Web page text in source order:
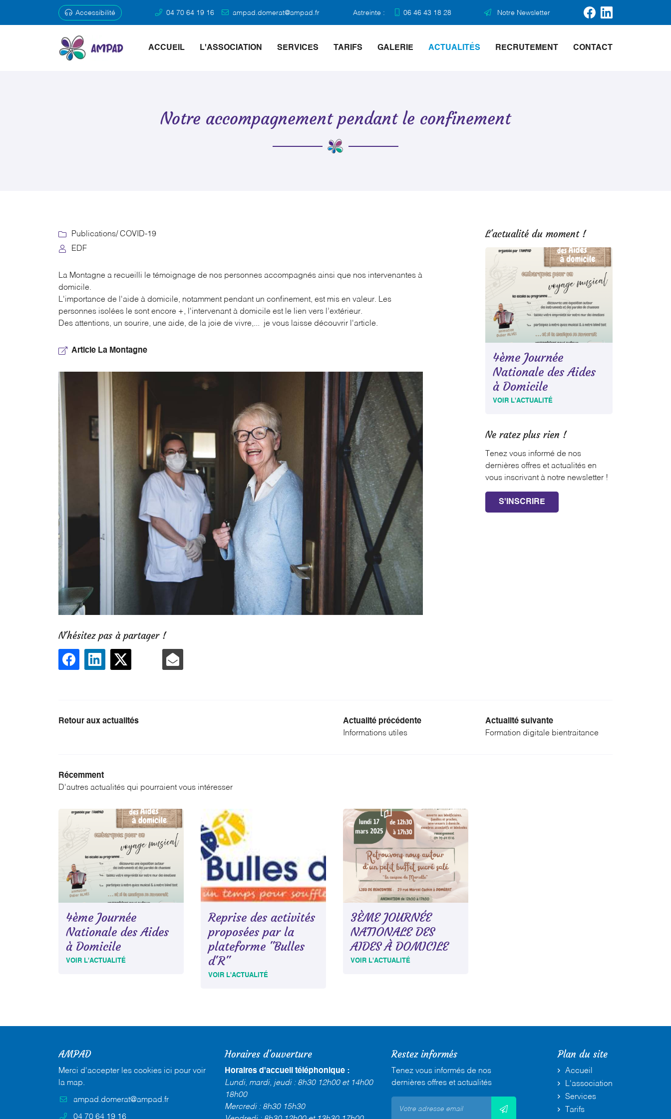
Accessibilité 04 70 64 19 16 Astreinte : 06 46 43 18 28 Notre Newsletter
ACCUEIL L'ASSOCIATION SERVICES TARIFS GALERIE ACTUALITÉS RECRUTEMENT CONTACT
7 place Bacchus
04 70 64 19 16
Recopier le code ci-contre
Rafraîchir le captcha
En cochant cette case, vous consentez à recevoir nos propositions commerciales à
l'adresse email indiqué ci-dessus. Vous pouvez vous désinscrire à tout moment en utilisant
Notre accompagnement pendant le confinement
 Publications/ COVID-19

EDF
La Montagne a recueilli le témoignage de nos personnes accompagnés ainsi que nos intervenantes à
domicile.
L'importance de l'aide à domicile, notamment pendant un confinement, est mis en valeur. Les
personnes isolées le sont encore +, l'intervenant à domicile est le lien vers l’extérieur.
Des attentions, un sourire, une aide, de la joie de vivre,... je vous laisse découvrir l'article.
Article La Montagne
N'hésitez pas à partager !
L'actualité du moment !
4ème Journée
Nationale des Aides
à Domicile
VOIR L'ACTUALITÉ
Ne ratez plus rien !
Tenez vous informé de nos
dernières offres et actualités en
vous inscrivant à notre newsletter !
S'INSCRIRE
Retour aux actualités
Actualité précédente
Informations utiles
Actualité suivante
Formation digitale bientraitance
Récemment
D'autres actualités qui pourraient vous intéresser
4ème Journée
Nationale des Aides
à Domicile
VOIR L'ACTUALITÉ
Reprise des activités
proposées par la
plateforme "Bulles
d'R"
VOIR L'ACTUALITÉ
3ÈME JOURNÉE
NATIONALE DES
AIDES À DOMICILE
VOIR L'ACTUALITÉ
AMPAD
Merci d'accepter les cookies ici pour voir
la map.
04 70 64 19 16
Horaires d'ouverture
Horaires d'accueil téléphonique :
Lundi, mardi, jeudi : 8h30 12h00 et 14h00
18h00
Mercredi : 8h30 15h30
Restez informés
Tenez vous informés de nos
dernières offres et actualités
Plan du site
Accueil
L'association
Services
Tarifs